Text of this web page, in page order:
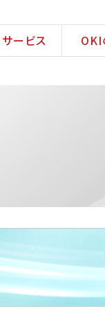
サービス OKI